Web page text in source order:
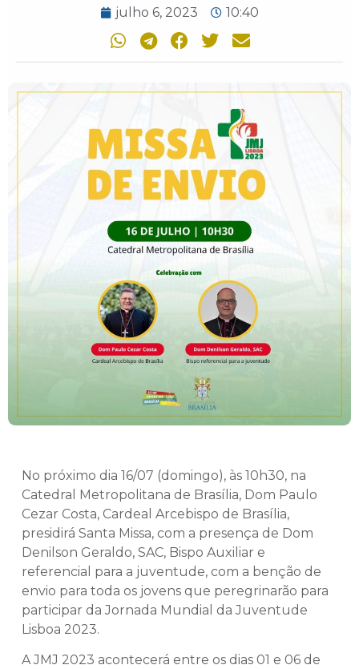
julho 6, 2023 10:40
No próximo dia 16/07 (domingo), às 10h30, na
Catedral Metropolitana de Brasília, Dom Paulo
Cezar Costa, Cardeal Arcebispo de Brasília,
presidirá Santa Missa, com a presença de Dom
Denilson Geraldo, SAC, Bispo Auxiliar e
referencial para a juventude, com a benção de
envio para toda os jovens que peregrinarão para
participar da Jornada Mundial da Juventude
Lisboa 2023.
A JMJ 2023 acontecerá entre os dias 01 e 06 de